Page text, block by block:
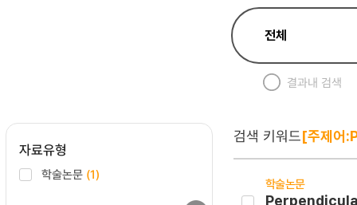
결과내 검색
자료유형
학술논문 (1)
검색 키워드[주제
학술논문